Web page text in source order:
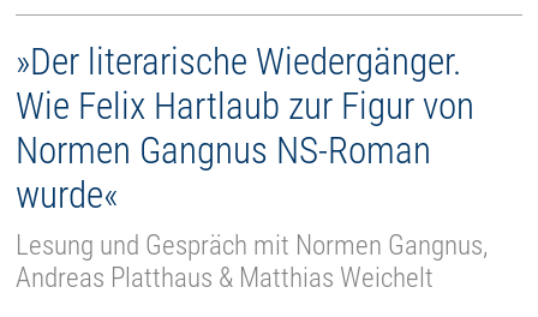
»Der literarische Wiedergänger.
Wie Felix Hartlaub zur Figur von
Normen Gangnus NS-Roman
wurde«
Lesung und Gespräch mit Normen Gangnus,
Andreas Platthaus & Matthias Weichelt